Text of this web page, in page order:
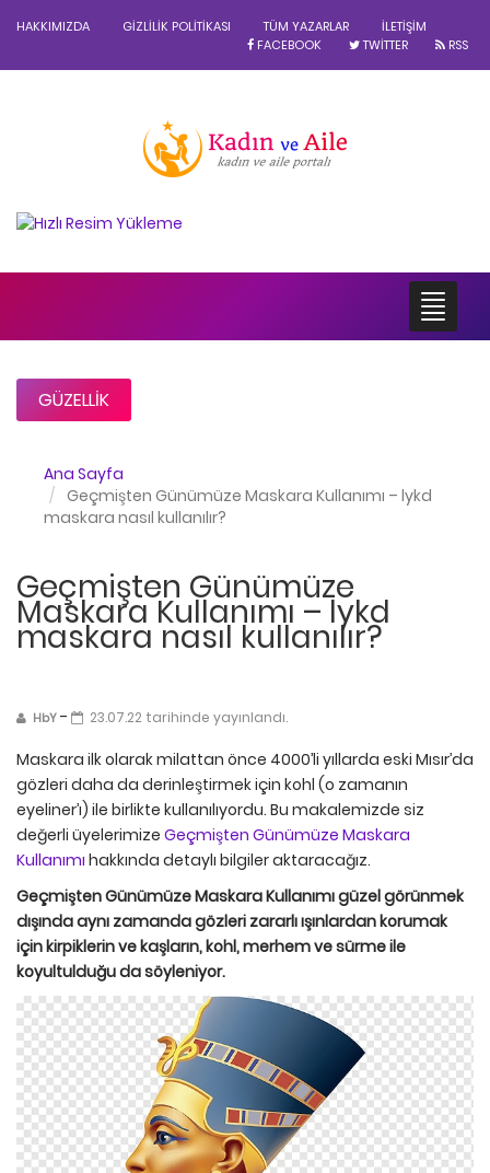
HAKKIMIZDA GIZLILIK POLITIKASI TÜM YAZARLAR
İLETIŞIM
FACEBOOK
TWITTER RSS
GÜZELLIK
Ana Sayfa
Geçmişten Günümüze Maskara Kullanımı – lykd
maskara nasıl kullanılır?
Geçmişten Günümüze
Maskara Kullanımı – lykd
maskara nasıl kullanılır?
HbY- 23.07.22 tarihinde yayınlandı.
Maskara ilk olarak milattan önce 4000’li yıllarda eski Mısır’da
gözleri daha da derinleştirmek için kohl (o zamanın
eyeliner’ı) ile birlikte kullanılıyordu. Bu makalemizde siz
değerli üyelerimize Geçmişten Günümüze Maskara
Kullanımı hakkında detaylı bilgiler aktaracağız.
Geçmişten Günümüze Maskara Kullanımı güzel görünmek
dışında aynı zamanda gözleri zararlı ışınlardan korumak
için kirpiklerin ve kaşların, kohl, merhem ve sürme ile
koyultulduğu da söyleniyor.